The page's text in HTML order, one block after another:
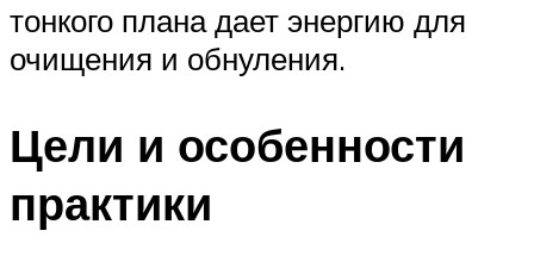
тонкого плана дает энергию для
очищения и обнуления.
Цели и особенности
практики